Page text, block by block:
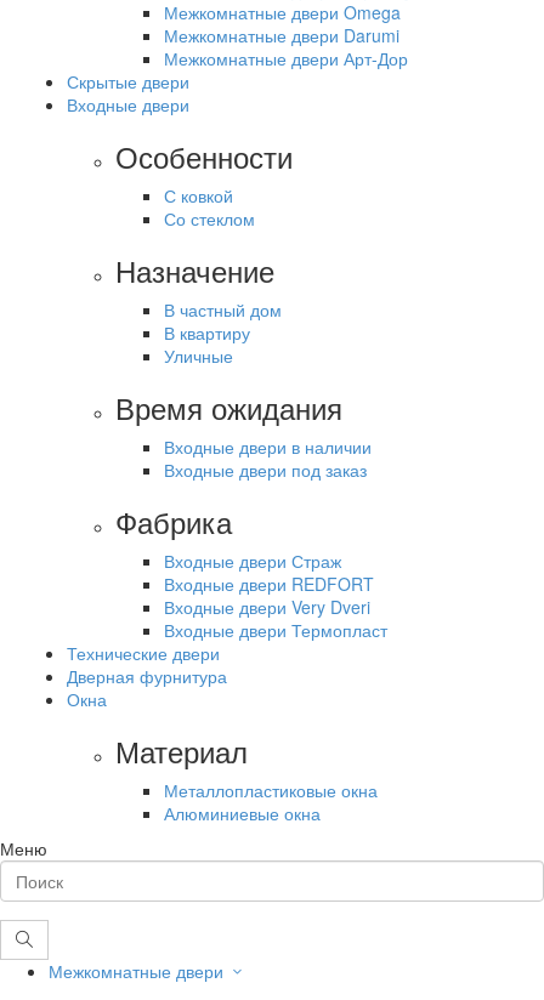
Межкомнатные двери Omega
Межкомнатные двери Darumi
Межкомнатные двери Арт-Дор
Скрытые двери
Входные двери
Особенности
С ковкой
Со стеклом
Назначение
В частный дом
В квартиру
Уличные
Время ожидания
Входные двери в наличии
Входные двери под заказ
Фабрика
Входные двери Страж
Входные двери REDFORT
Входные двери Very Dveri
Входные двери Термопласт
Технические двери
Дверная фурнитура
Окна
Материал
Металлопластиковые окна
Алюминиевые окна
Меню
Межкомнатные двери